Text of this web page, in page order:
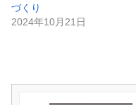
づくり
2024年10月21日